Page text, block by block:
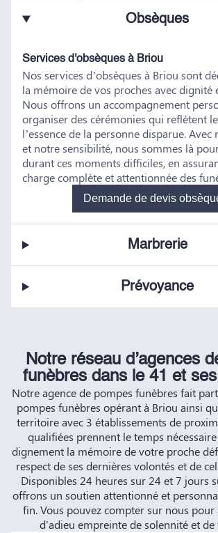
Obsèques
Services d'obsèques à Briou
Nos services d’obsèques à Briou sont
la mémoire de vos proches avec dignité
Nous offrons un accompagnement
organiser des cérémonies qui reflètent
l’essence de la personne disparue.
et notre sensibilité, nous sommes là
durant ces moments difficiles, en
charge complète et attentionnée des
Demande de devis
Marbrerie
Prévoyance
Notre réseau d’agences
funèbres dans le 41 et
Notre agence de pompes funèbres fait
pompes funèbres opérant à Briou ainsi
territoire avec 3 établissements de
qualifiées prennent le temps
dignement la mémoire de votre proche
respect de ses dernières volontés et de
Disponibles 24 heures sur 24 et 7 jours
offrons un soutien attentionné et
fin. Vous pouvez compter sur nous
d'adieu empreinte de solennité et